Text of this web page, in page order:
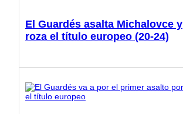
El Guardés asalta Michalovce y
roza el título europeo (20-24)